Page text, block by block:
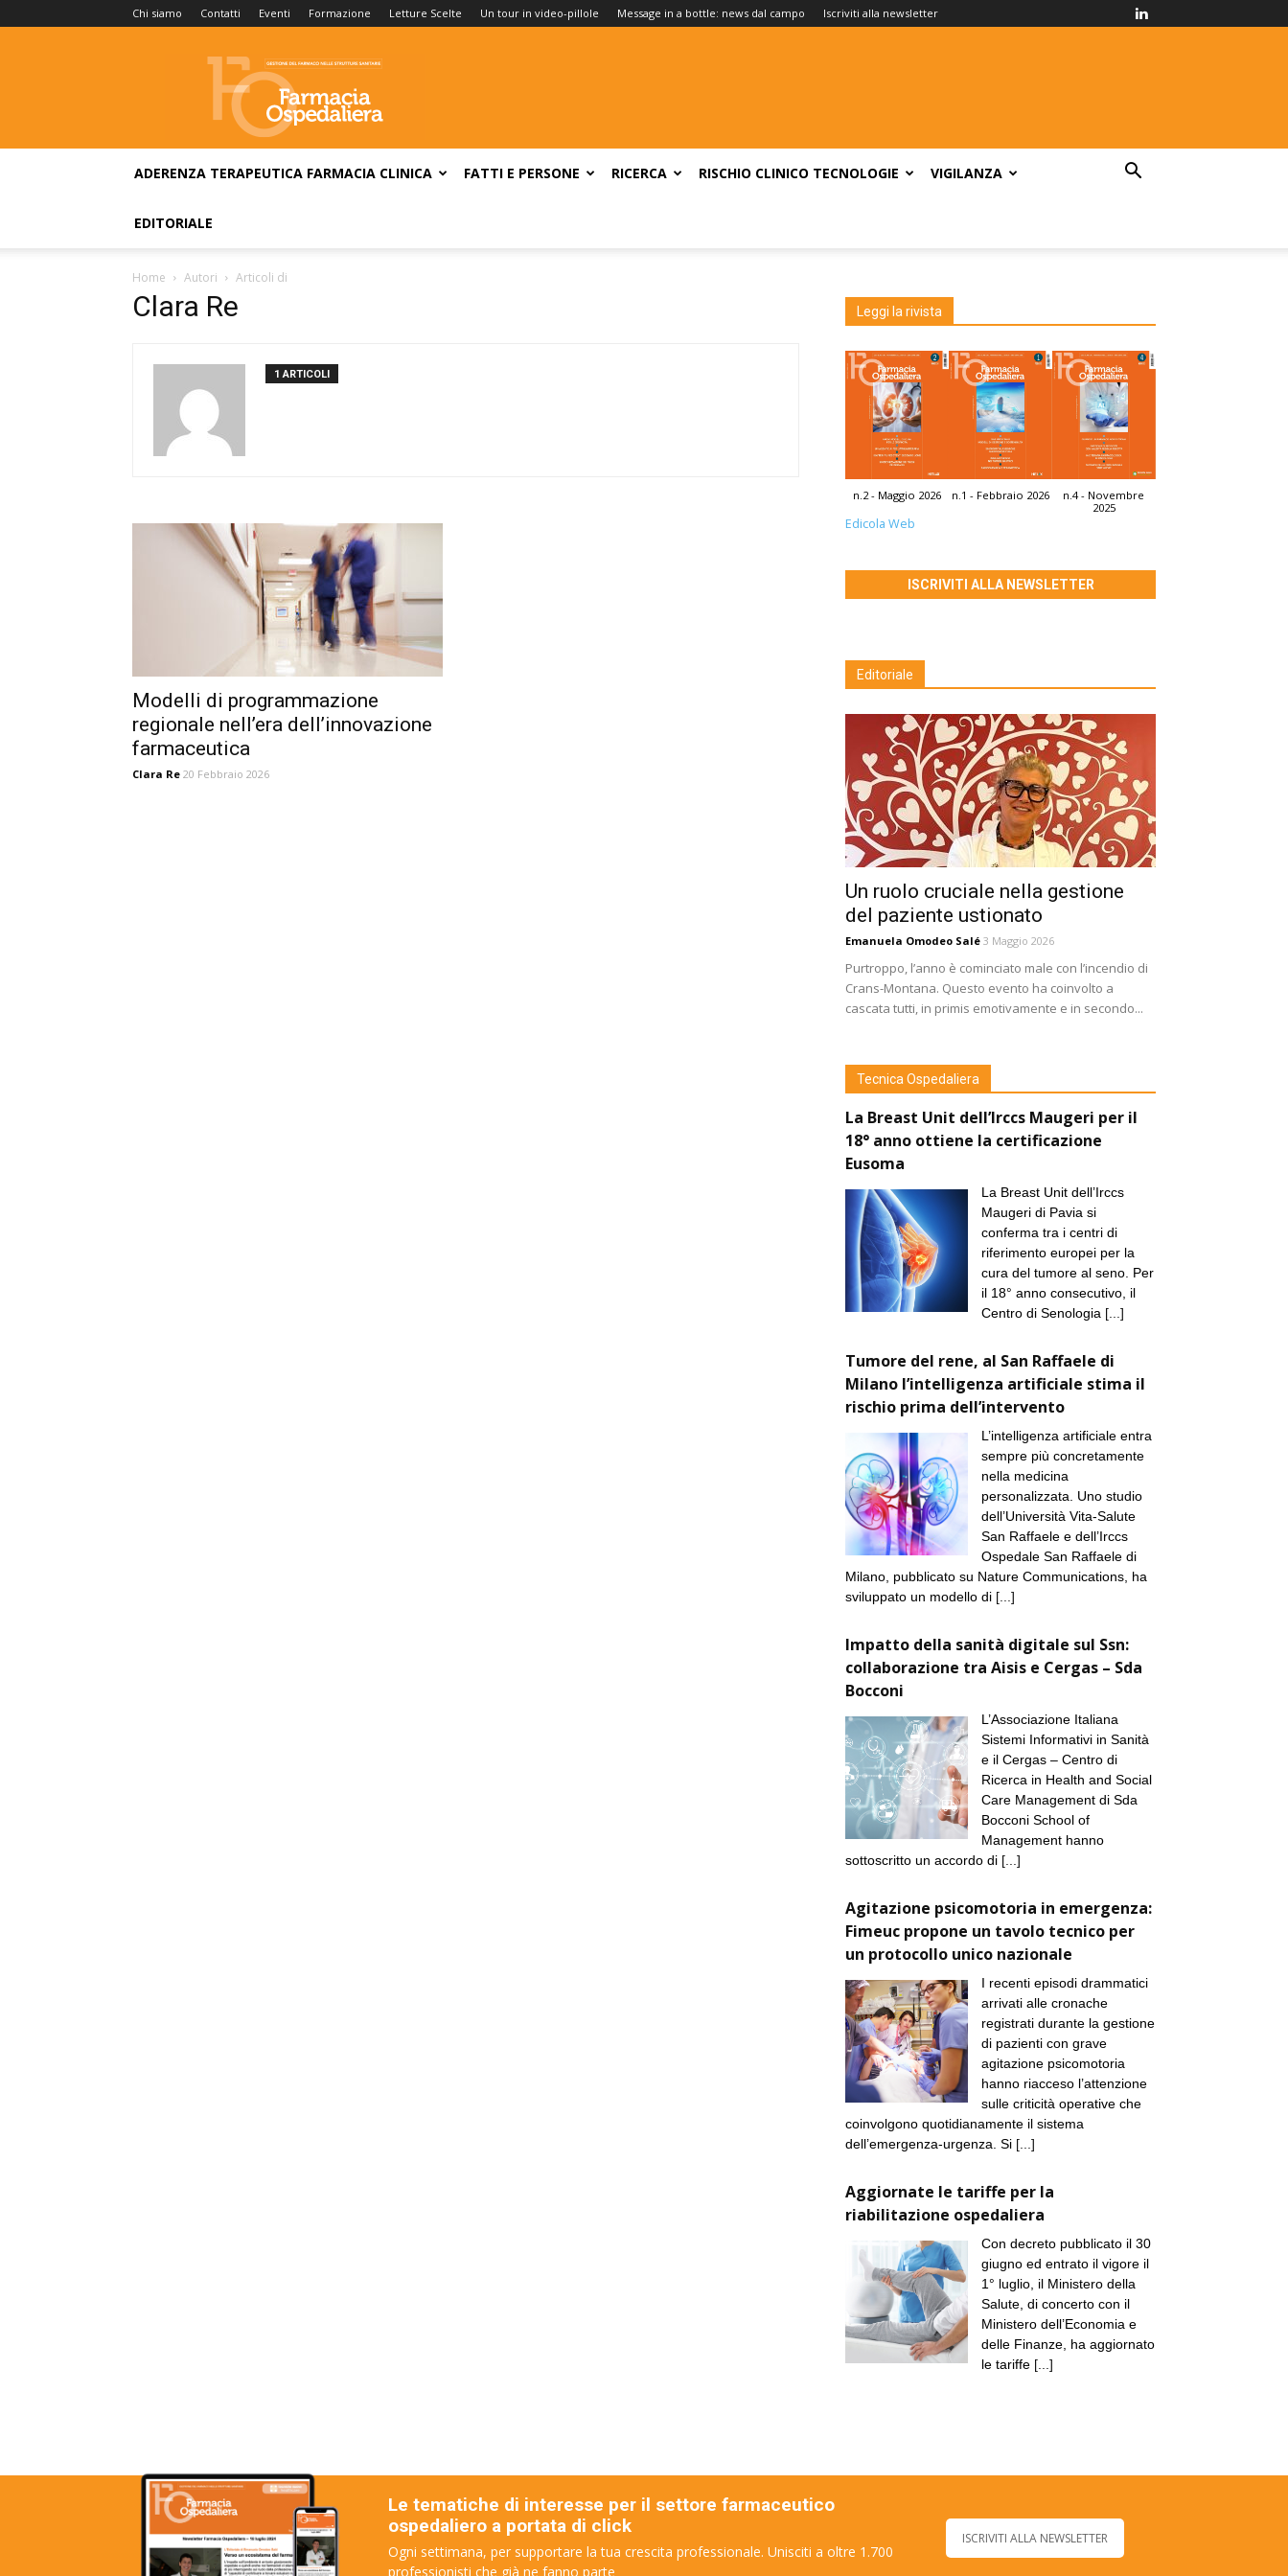
Chi siamo Contatti Eventi Formazione Letture Scelte Un tour in video-pillole Message in a bottle: news dal campo Iscriviti alla newsletter
Farmacia
Ospedaliera
ADERENZA TERAPEUTICA FARMACIA CLINICA FATTI E PERSONE RICERCA RISCHIO CLINICO TECNOLOGIE VIGILANZA
EDITORIALE
Home Autori Articoli di
Clara Re
1 ARTICOLI
Modelli di programmazione
regionale nell’era dell’innovazione
farmaceutica
Clara Re 20 Febbraio 2026
Leggi la rivista
n.2 - Maggio 2026 n.1 - Febbraio 2026
n.4 - Novembre
2025
Edicola Web
ISCRIVITI ALLA NEWSLETTER
Editoriale
Un ruolo cruciale nella gestione
del paziente ustionato
Emanuela Omodeo Salé 3 Maggio 2026
Purtroppo, l’anno è cominciato male con l’incendio di
Crans-Montana. Questo evento ha coinvolto a
cascata tutti, in primis emotivamente e in secondo...
Tecnica Ospedaliera
La Breast Unit dell’Irccs Maugeri per il
18° anno ottiene la certificazione
Eusoma
La Breast Unit dell’Irccs
Maugeri di Pavia si
conferma tra i centri di
riferimento europei per la
cura del tumore al seno. Per
il 18° anno consecutivo, il
Centro di Senologia [...]
Tumore del rene, al San Raffaele di
Milano l’intelligenza artificiale stima il
rischio prima dell’intervento
L’intelligenza artificiale entra
sempre più concretamente
nella medicina
personalizzata. Uno studio
dell’Università Vita-Salute
San Raffaele e dell’Irccs
Ospedale San Raffaele di
Milano, pubblicato su Nature Communications, ha
sviluppato un modello di [...]
Impatto della sanità digitale sul Ssn:
collaborazione tra Aisis e Cergas – Sda
Bocconi
L’Associazione Italiana
Sistemi Informativi in Sanità
e il Cergas – Centro di
Ricerca in Health and Social
Care Management di Sda
Bocconi School of
Management hanno
sottoscritto un accordo di [...]
Agitazione psicomotoria in emergenza:
Fimeuc propone un tavolo tecnico per
un protocollo unico nazionale
I recenti episodi drammatici
arrivati alle cronache
registrati durante la gestione
di pazienti con grave
agitazione psicomotoria
hanno riacceso l’attenzione
sulle criticità operative che
coinvolgono quotidianamente il sistema
dell’emergenza-urgenza. Si [...]
Aggiornate le tariffe per la
riabilitazione ospedaliera
Con decreto pubblicato il 30
giugno ed entrato il vigore il
1° luglio, il Ministero della
Salute, di concerto con il
Ministero dell’Economia e
delle Finanze, ha aggiornato
le tariffe [...]
Le tematiche di interesse per il settore farmaceutico
ospedaliero a portata di click
Ogni settimana, per supportare la tua crescita professionale. Unisciti a oltre 1.700
professionisti che già ne fanno parte
ISCRIVITI ALLA NEWSLETTER